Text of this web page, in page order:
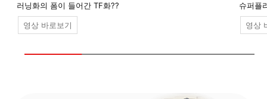
러닝화의 폼이 들어간 TF화??
영상 바로보기
슈퍼플
영상